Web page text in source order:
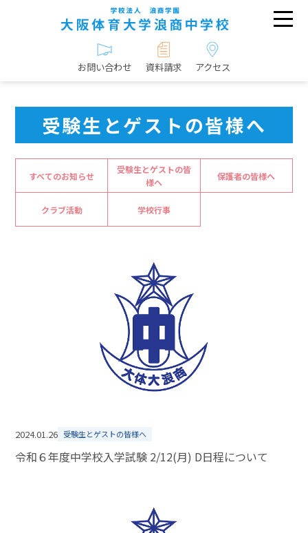
お問い合わせ 資料請求 アクセス
受験生とゲストの皆様へ
すべてのお知らせ
受験生とゲストの皆
様へ
保護者の皆様へ
クラブ活動 学校行事
2024.01.26 受験生とゲストの皆様へ
令和６年度中学校入学試験 2/12(月) D日程について